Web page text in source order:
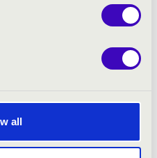
all
kíséretében. Az
debütál a Jolivet
Barokk trombitán
a J.S. Bach 2. brandenburgi
elő a Capella Savaria
koncertezik